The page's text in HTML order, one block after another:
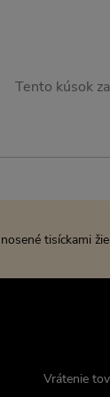
Tento kúsok
tisíckami
Vrátenie